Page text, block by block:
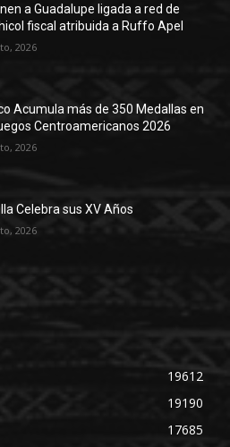
a Guadalupe ligada a red de
fiscal atribuida a Ruffo Apel
2026
Acumula más de 350 Medallas en
Centroamericanos 2026
2026
Celebra sus XV Años
2026
19612
19190
17685